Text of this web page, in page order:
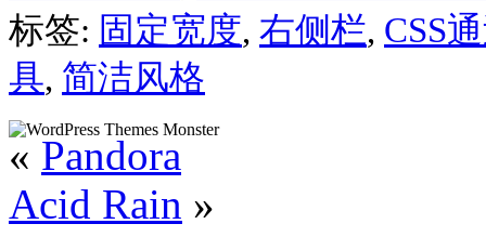
标签: 固定宽度, 右侧栏, CSS
具, 简洁风格
« Pandora
Acid Rain »